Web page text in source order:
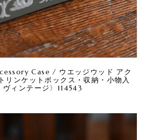
Case / ウエッジウッド アク
リンケットボックス・収納・小物入
ィンテージ〉114543